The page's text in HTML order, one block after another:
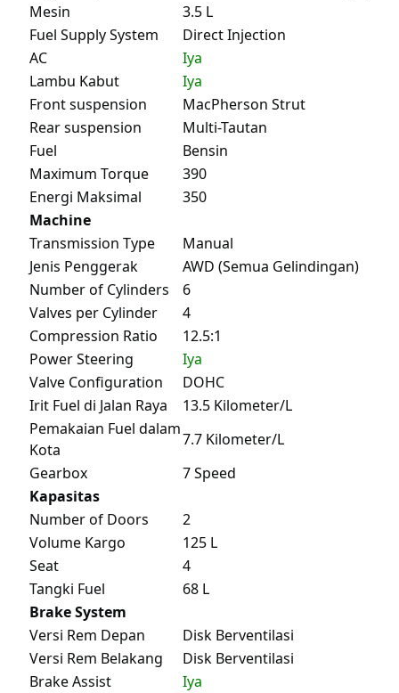
Mesin
3.5 L
Fuel Supply System
Direct Injection
AC
Iya
Lambu Kabut
Iya
Front suspension
MacPherson Strut
Rear suspension
Multi-Tautan
Fuel
Bensin
Maximum Torque
390
Energi Maksimal
350
Machine
Transmission Type
Manual
Jenis Penggerak
AWD (Semua Gelindingan)
Number of Cylinders
6
Valves per Cylinder
4
Compression Ratio
12.5:1
Power Steering
Iya
Valve Configuration
DOHC
Irit Fuel di Jalan Raya
13.5 Kilometer/L
Pemakaian Fuel dalam
Kota
7.7 Kilometer/L
Gearbox
7 Speed
Kapasitas
Number of Doors
2
Volume Kargo
125 L
Seat
4
Tangki Fuel
68 L
Brake System
Versi Rem Depan
Disk Berventilasi
Versi Rem Belakang
Disk Berventilasi
Brake Assist
Iya